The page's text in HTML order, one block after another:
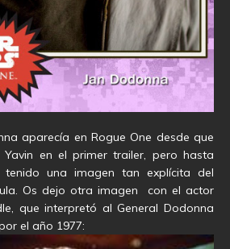
aparecía en Rogue One desde que
en el primer trailer, pero hasta
una imagen tan explícita del
Os dejo otra imagen con el actor
que interpretó al General Dodonna
el año 1977: